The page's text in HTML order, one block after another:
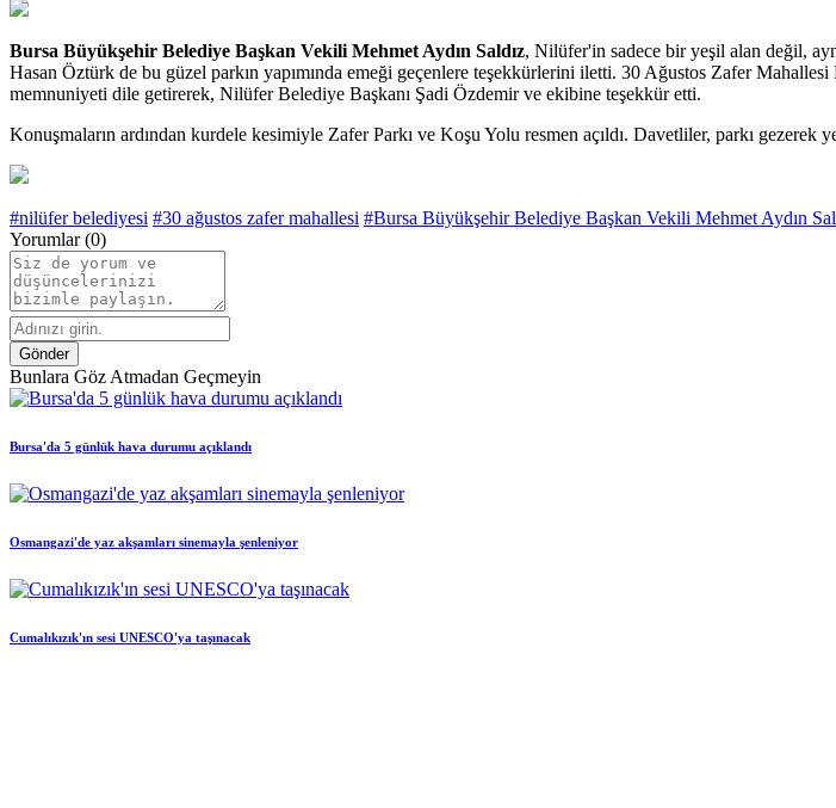
Bursa Büyükşehir Belediye Başkan Vekili Mehmet Aydın Saldız, Nilüfer'in sadece bir yeşil alan değil,
Hasan Öztürk de bu güzel parkın yapımında emeği geçenlere teşekkürlerini iletti. 30 Ağustos Zafer
memnuniyeti dile getirerek, Nilüfer Belediye Başkanı Şadi Özdemir ve ekibine teşekkür etti.
Konuşmaların ardından kurdele kesimiyle Zafer Parkı ve Koşu Yolu resmen açıldı. Davetliler, parkı gezerek
#nilüfer belediyesi #30 ağustos zafer mahallesi #Bursa Büyükşehir Belediye Başkan Vekili Mehmet Aydın
Yorumlar (0)
Gönder
Bunlara Göz Atmadan Geçmeyin
Bursa'da 5 günlük hava durumu açıklandı
Osmangazi'de yaz akşamları sinemayla şenleniyor
Cumalıkızık'ın sesi UNESCO'ya taşınacak